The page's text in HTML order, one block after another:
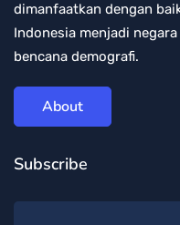
dimanfaatkan dengan
Indonesia menjadi
bencana demografi.
About
Subscribe